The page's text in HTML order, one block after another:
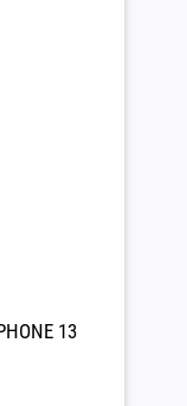
13